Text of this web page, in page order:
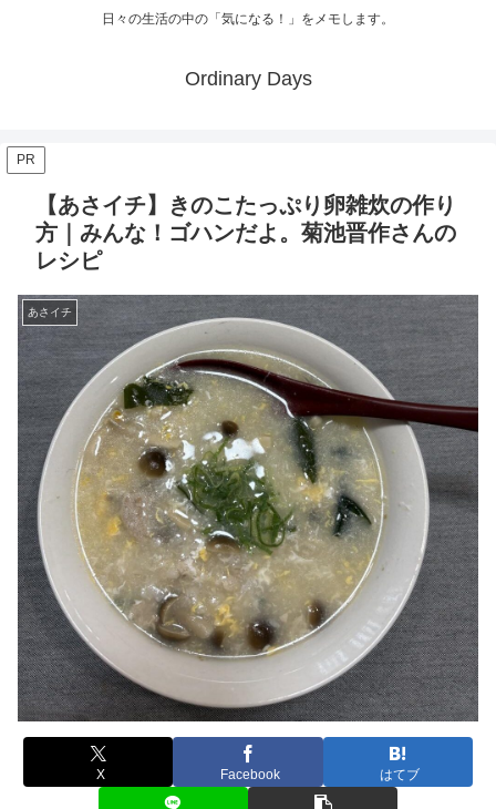
日々の生活の中の「気になる！」をメモします。
Ordinary Days
PR
【あさイチ】きのこたっぷり卵雑炊の作り
方｜みんな！ゴハンだよ。菊池晋作さんの
レシピ
あさイチ
X Facebook はてブ